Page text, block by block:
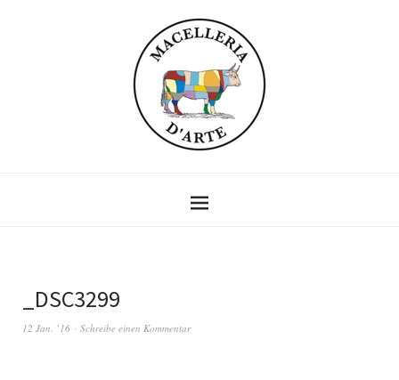
_DSC3299
12 Jan. ’16 Schreibe einen Kommentar